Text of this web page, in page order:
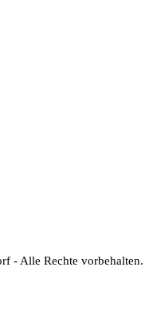
- Alle Rechte vorbehalten.